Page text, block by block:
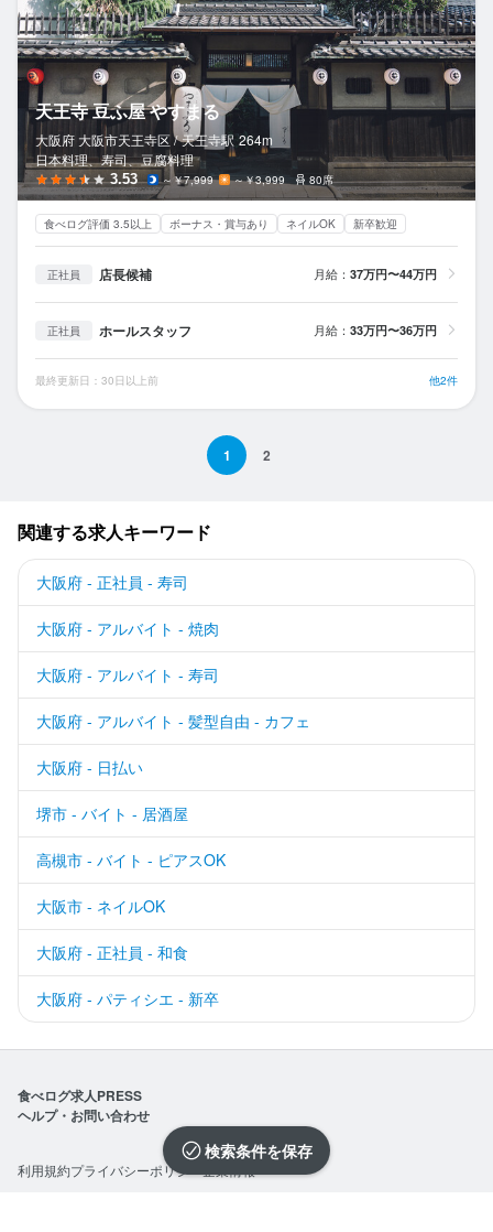
天王寺 豆ふ屋 やすまる
大阪府 大阪市天王寺区 / 天王寺駅 264m
日本料理、寿司、豆腐料理
3.53 ～￥7,999 ～￥3,999 80席
食べログ評価 3.5以上 ボーナス・賞与あり ネイルOK 新卒歓迎
正社員 店長候補 月給： 37万円〜44万円
正社員 ホールスタッフ 月給： 33万円〜36万円
最終更新日：30日以上前 他2件
1 2
検索条件を保存
関連する求人キーワード
大阪府 - 正社員 - 寿司
大阪府 - アルバイト - 焼肉
大阪府 - アルバイト - 寿司
大阪府 - アルバイト - 髪型自由 - カフェ
大阪府 - 日払い
堺市 - バイト - 居酒屋
高槻市 - バイト - ピアスOK
大阪市 - ネイルOK
大阪府 - 正社員 - 和食
大阪府 - パティシエ - 新卒
食べログ求人PRESS
ヘルプ・お問い合わせ
利用規約プライバシーポリシー